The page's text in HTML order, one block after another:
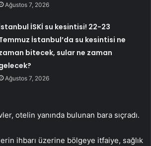
Ağustos 7, 2026
İSKİ su kesintisi! 22-23
İstanbul’da su kesintisi ne
bitecek, sular ne zaman
Ağustos 7, 2026
otelin yanında bulunan bara sıçradı.
ihbarı üzerine bölgeye itfaiye, sağlık